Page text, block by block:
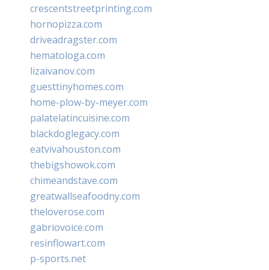
crescentstreetprinting.com
hornopizza.com
driveadragster.com
hematologa.com
lizaivanov.com
guesttinyhomes.com
home-plow-by-meyer.com
palatelatincuisine.com
blackdoglegacy.com
eatvivahouston.com
thebigshowok.com
chimeandstave.com
greatwallseafoodny.com
theloverose.com
gabriovoice.com
resinflowart.com
p-sports.net